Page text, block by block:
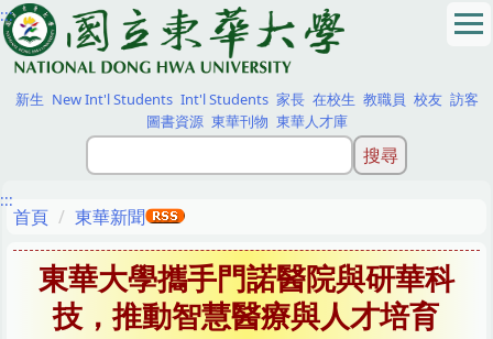
跳
到
主
要
內
:::
新生 New Int'l Students Int'l Students 家長 在校生 教職員 校友 訪客
圖書資源 東華刊物 東華人才庫
:::
首頁 東華新聞
東華大學攜手門諾醫院與研華科
技，推動智慧醫療與人才培育